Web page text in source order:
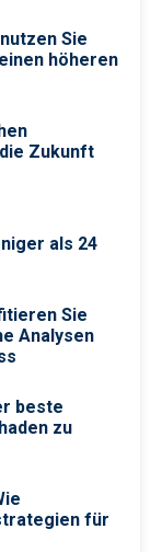
Sie
höheren
Zukunft
als 24
Sie
Analysen
beste
zu
für